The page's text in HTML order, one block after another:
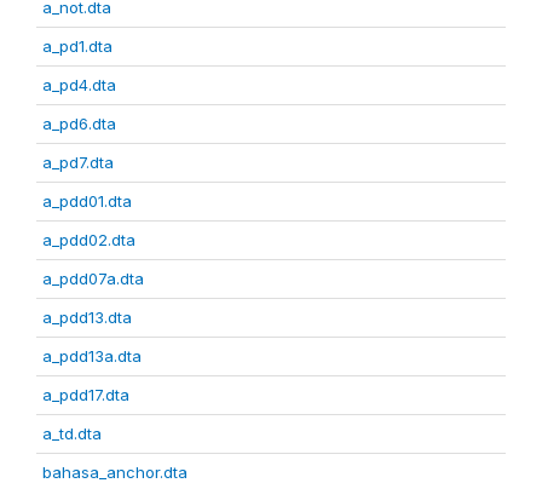
a_not.dta
a_pd1.dta
a_pd4.dta
a_pd6.dta
a_pd7.dta
a_pdd01.dta
a_pdd02.dta
a_pdd07a.dta
a_pdd13.dta
a_pdd13a.dta
a_pdd17.dta
a_td.dta
bahasa_anchor.dta